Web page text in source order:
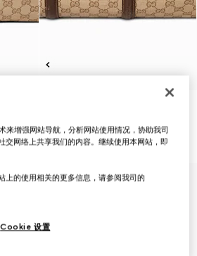
号
旅行包
CHF 2,260
首字母个性化定制
增强网站导航，分析网站使用情况，协助我司
交网络上共享我们的内容。继续使用本网站，即
上的使用相关的更多信息，请参阅我司的
Cookie 设置